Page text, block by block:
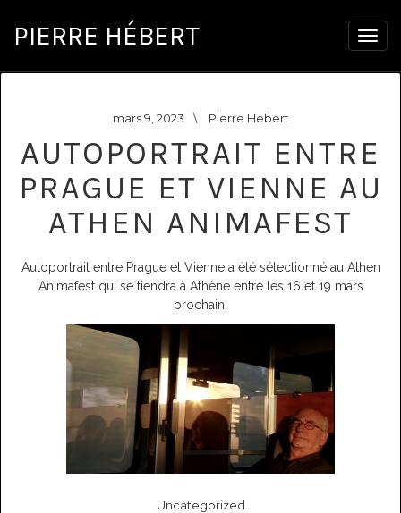
PIERRE HÉBERT
mars 9, 2023 \ Pierre Hebert
AUTOPORTRAIT ENTRE
PRAGUE ET VIENNE AU
ATHEN ANIMAFEST
Autoportrait entre Prague et Vienne a été sélectionné au Athen
Animafest qui se tiendra à Athène entre les 16 et 19 mars
prochain.
Uncategorized